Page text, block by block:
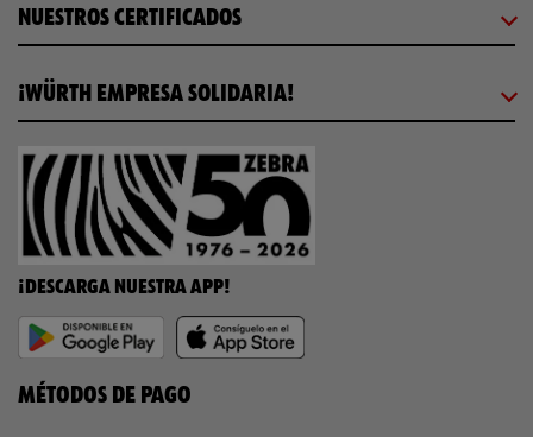
NUESTROS CERTIFICADOS
¡WÜRTH EMPRESA SOLIDARIA!
¡DESCARGA NUESTRA APP!
MÉTODOS DE PAGO